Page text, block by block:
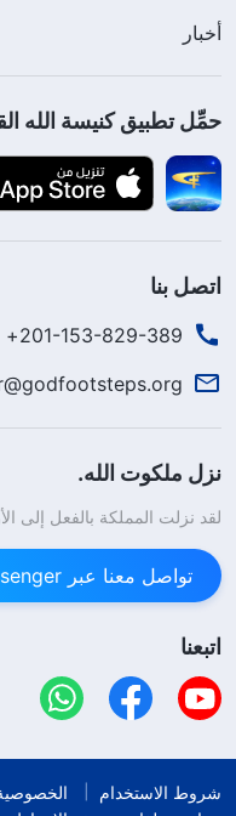
أخبار
حمِّل تطبيق كنيسة الله
اتصل بنا
201-153-829-389+ 213-551-750-916+
نزل ملكوت الله.
لقد نزلت المملكة بالفعل إلى
تواصل معنا عبر Messenger
اتبعنا
شروط الاستخدام